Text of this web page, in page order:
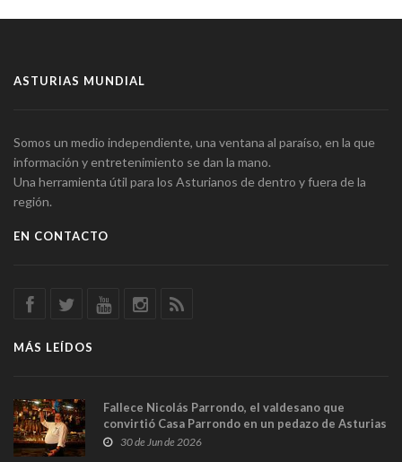
ASTURIAS MUNDIAL
Somos un medio independiente, una ventana al paraíso, en la que
información y entretenimiento se dan la mano.
Una herramienta útil para los Asturianos de dentro y fuera de la
región.
EN CONTACTO
MÁS LEÍDOS
Fallece Nicolás Parrondo, el valdesano que
convirtió Casa Parrondo en un pedazo de Asturias
en Madrid
30 de Jun de 2026